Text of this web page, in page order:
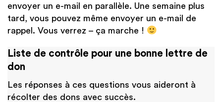
envoyer un e-mail en parallèle. Une semaine plus
tard, vous pouvez même envoyer un e-mail de
rappel. Vous verrez – ça marche !
Liste de contrôle pour une bonne lettre de
don
Les réponses à ces questions vous aideront à
récolter des dons avec succès.